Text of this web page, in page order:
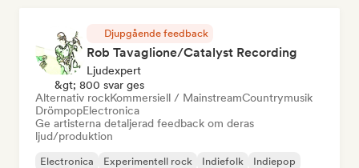
Djupgående feedback
Rob Tavaglione/Catalyst Recording
Ljudexpert
&gt; 800 svar ges
Alternativ rockKommersiell / MainstreamCountrymusik
DrömpopElectronica
Ge artisterna detaljerad feedback om deras
ljud/produktion
Electronica Experimentell rock Indiefolk
Indiepop